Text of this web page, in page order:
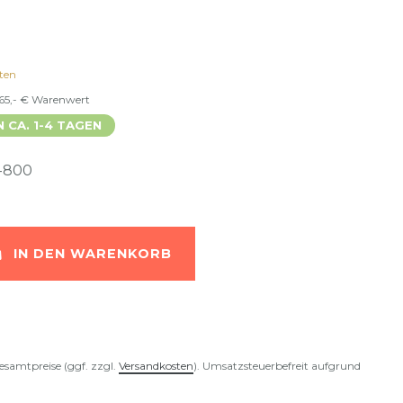
€ Warenwert
CA. 1-4 TAGEN
800
IN DEN WARENKORB
(ggf. zzgl. Versandkosten). Umsatzsteuerbefreit aufgrund